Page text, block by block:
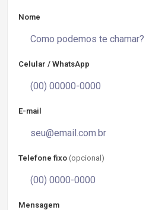
Nome
Celular / WhatsApp
E-mail
Telefone fixo (opcional)
Mensagem